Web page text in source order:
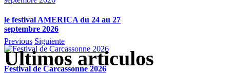
le festival AMERICA du 24 au 27
septembre 2026
Festival de Carcassonne 2026
Previous Siguiente
Ultimos articulos